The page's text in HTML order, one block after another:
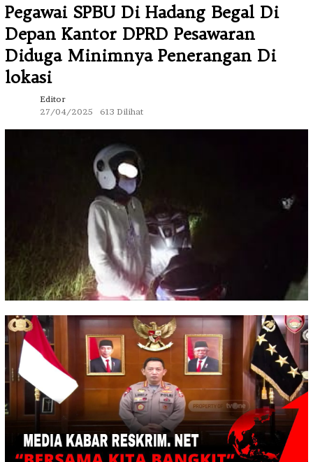
Pegawai SPBU Di Hadang Begal Di
Depan Kantor DPRD Pesawaran
Diduga Minimnya Penerangan Di
lokasi
Editor
27/04/2025
613 Dilihat